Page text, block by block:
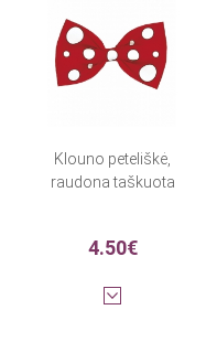
Klouno peteliškė,
raudona taškuota
4.50€